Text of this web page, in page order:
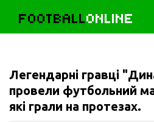
FOOTBALLONLINE
Легендарні гравці
провели футбольний
які грали на протезах.